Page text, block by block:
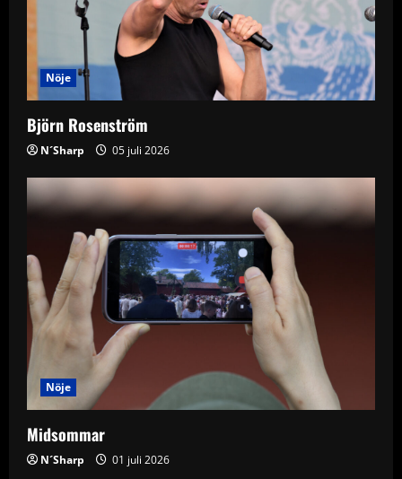
Nöje
Björn Rosenström
N´Sharp 05 juli 2026
Nöje
Midsommar
N´Sharp 01 juli 2026